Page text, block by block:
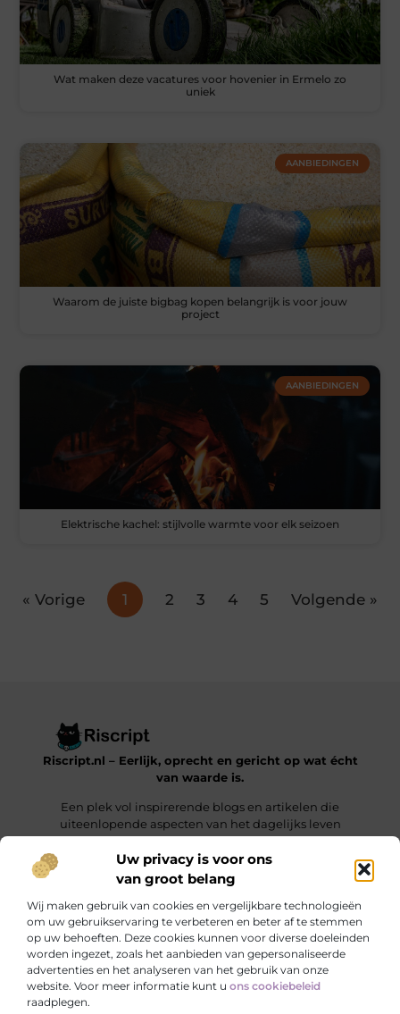
Uw privacy is voor ons
van groot belang
Wij maken gebruik van cookies en vergelijkbare technologieën
om uw gebruikservaring te verbeteren en beter af te stemmen
op uw behoeften. Deze cookies kunnen voor diverse doeleinden
worden ingezet, zoals het aanbieden van gepersonaliseerde
advertenties en het analyseren van het gebruik van onze
website. Voor meer informatie kunt u ons cookiebeleid
raadplegen.
Wat maken deze vacatures voor hovenier in Ermelo zo
uniek
AANBIEDINGEN
Waarom de juiste bigbag kopen belangrijk is voor jouw
project
AANBIEDINGEN
Elektrische kachel: stijlvolle warmte voor elk seizoen
« Vorige 1 2 3 4 5 Volgende »
Riscript.nl – Eerlijk, oprecht en gericht op wat écht
van waarde is.
Een plek vol inspirerende blogs en artikelen die
uiteenlopende aspecten van het dagelijks leven
behandelen.
Onze informatie
Bericht categorie